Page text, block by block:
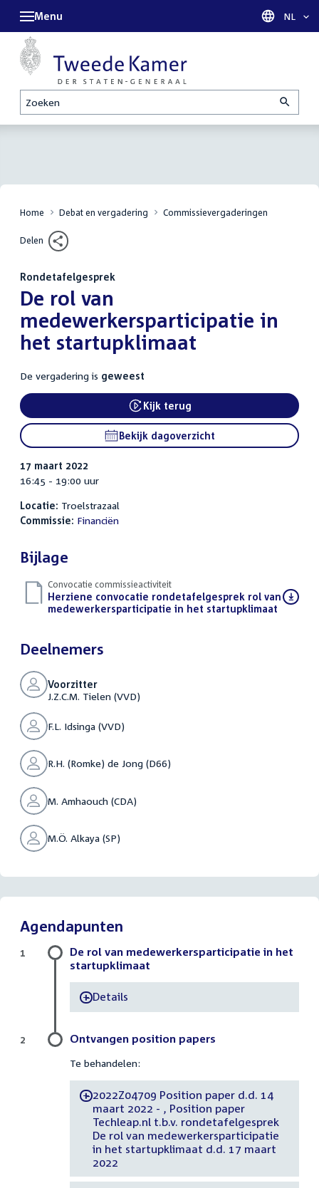
Zoeken
Menu Taal
NL
Home Debat en vergadering Commissievergaderingen
Delen
Rondetafelgesprek
:De rol van
medewerkersparticipatie in
het startupklimaat
De vergadering is geweest
External link:
Kijk terug
Bekijk dagoverzicht
17 maart 2022
16:45 - 19:00 uur
Locatie: Troelstrazaal
Commissie: Financiën
Bijlage
Convocatie commissieactiviteit
Download
bestand:
Herziene convocatie rondetafelgesprek rol van
medewerkersparticipatie in het startupklimaat (PDF)
Deelnemers
Voorzitter
J.Z.C.M. Tielen (VVD)
F.L. Idsinga (VVD)
R.H. (Romke) de Jong (D66)
M. Amhaouch (CDA)
M.Ö. Alkaya (SP)
Agendapunten
De rol van medewerkersparticipatie in het
startupklimaat
-Details
1
Ontvangen position papers
Te behandelen:
-2022Z04709 Position paper d.d. 14
maart 2022 - , Position paper
Techleap.nl t.b.v. rondetafelgesprek
De rol van medewerkersparticipatie
in het startupklimaat d.d. 17 maart
2022
2